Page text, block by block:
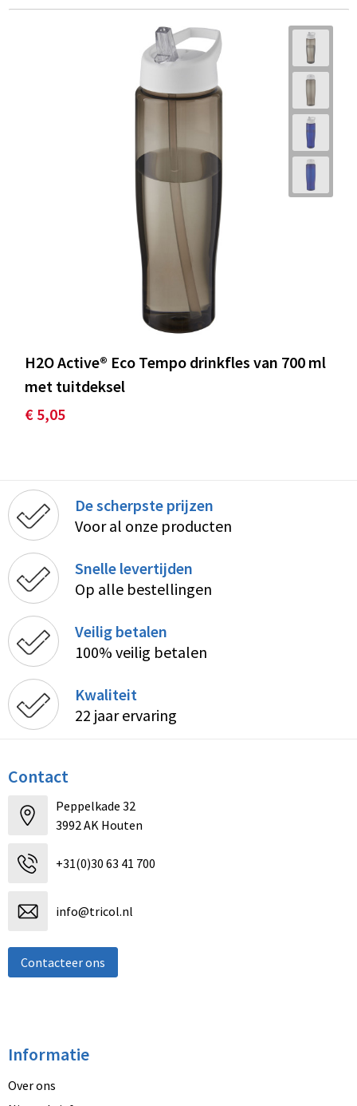
H2O Active® Eco Tempo drinkfles van 700 ml
met tuitdeksel
€ 5,05
De scherpste prijzen
Voor al onze producten
Snelle levertijden
Op alle bestellingen
Veilig betalen
100% veilig betalen
Kwaliteit
22 jaar ervaring
Contact
Peppelkade 32
3992 AK Houten
+31(0)30 63 41 700
info@tricol.nl
Contacteer ons
Informatie
Over ons